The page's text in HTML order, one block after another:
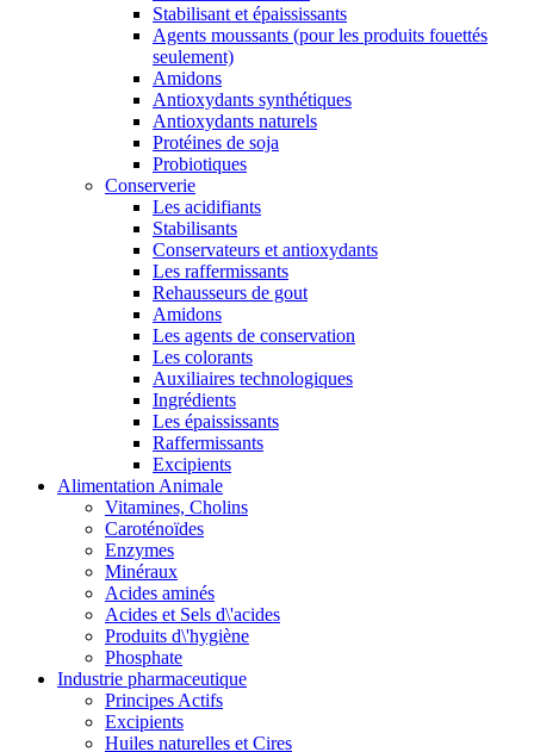
Stabilisant et épaississants
Agents moussants (pour les produits fouettés
seulement)
Amidons
Antioxydants synthétiques
Antioxydants naturels
Protéines de soja
Probiotiques
Conserverie
Les acidifiants
Stabilisants
Conservateurs et antioxydants
Les raffermissants
Rehausseurs de gout
Amidons
Les agents de conservation
Les colorants
Auxiliaires technologiques
Ingrédients
Les épaississants
Raffermissants
Excipients
Alimentation Animale
Vitamines, Cholins
Caroténoïdes
Enzymes
Minéraux
Acides aminés
Acides et Sels d\'acides
Produits d\'hygiène
Phosphate
Industrie pharmaceutique
Principes Actifs
Excipients
Huiles naturelles et Cires